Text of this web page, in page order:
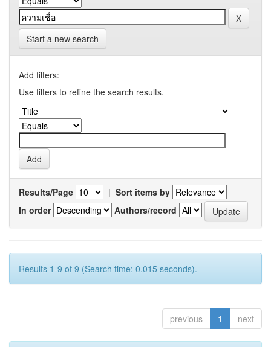
Start a new search
Add filters:
Use filters to refine the search results.
Results/Page | Sort items by
In order
Authors/record
Results 1-9 of 9 (Search time: 0.015 seconds).
previous 1 next